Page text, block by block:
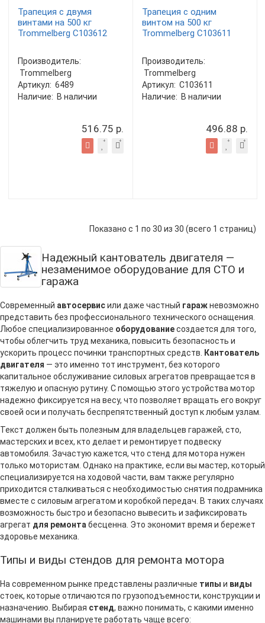
Трапеция с двумя
винтами на 500 кг
Trommelberg C103612
Производитель:
Trommelberg
Артикул: 6489
Наличие: В наличии
516.75 р.
Трапеция с одним
винтом на 500 кг
Trommelberg C103611
Производитель:
Trommelberg
Артикул: C103611
Наличие: В наличии
496.88 р.
Показано с 1 по 30 из 30 (всего 1 страниц)
Надежный кантователь двигателя —
незаменимое оборудование для СТО и
гаража
Современный автосервисили даже частный гаражневозможно
представить без профессионального технического оснащения.
Любое специализированное оборудованиесоздается для того,
чтобы облегчить труд механика, повысить безопасность и
ускорить процесс починки транспортных средств.
Кантователь
двигателя — это именно тот инструмент, без которого
капитальное обслуживание силовых агрегатов превращается в
тяжелую и опасную рутину. С помощью этого устройства мотор
надежно фиксируется на весу, что позволяет вращать его вокруг
своей оси и получать беспрепятственный доступ к любым узлам.
Текст должен быть полезным для владельцев гаражей, сто,
мастерских и всех, кто делает и ремонтирует подвеску
автомобиля. Зачастую кажется, что стенд для мотора нужен
только мотористам. Однако на практике, если вы мастер, который
специализируется на ходовой части, вам также регулярно
приходится сталкиваться с необходимостью снятия подрамника
вместе с силовым агрегатом и коробкой передач. В таких случаях
возможность быстро и безопасно вывесить и зафиксировать
агрегат для ремонта бесценна. Это экономит время и бережет
здоровье механика.
Типы и виды стендов для ремонта мотора
На современном рынке представлены различные типы и виды
стоек, которые отличаются по грузоподъемности, конструкции и
назначению. Выбирая стенд, важно понимать, с какими именно
машинами вы планируете работать чаще всего: